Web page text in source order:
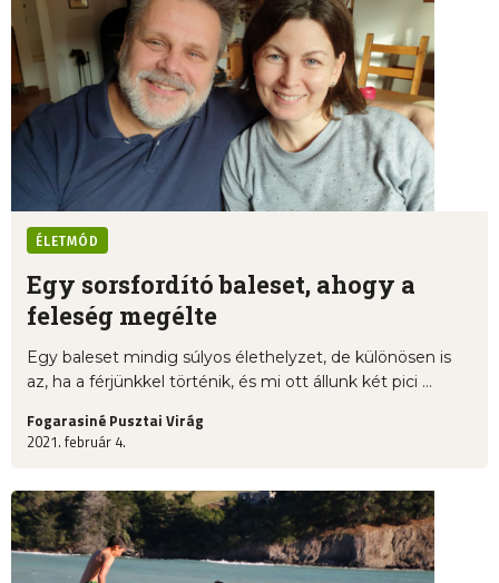
ÉLETMÓD
Egy sorsfordító baleset, ahogy a
feleség megélte
Egy baleset mindig súlyos élethelyzet, de különösen is
az, ha a férjünkkel történik, és mi ott állunk két pici ...
Fogarasiné Pusztai Virág
2021. február 4.